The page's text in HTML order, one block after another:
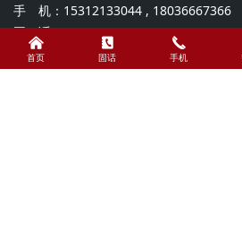
手 机：15312133044 , 18036667366
固 话：0518-81085053 , 0518-
邮 箱：cngarnet@lm-mining.com
地 址：江苏省东海县晶都大道科教园区
낀
首页
끐
固话
끅
手机